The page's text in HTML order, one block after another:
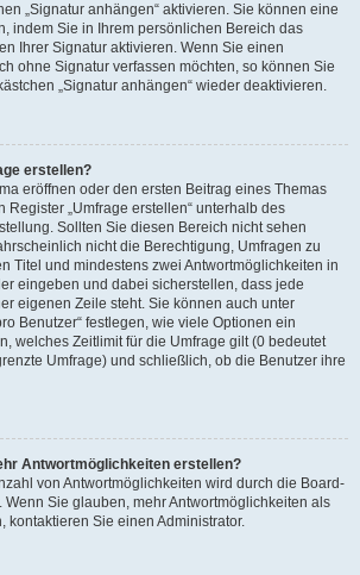
„Signatur anhängen“ aktivieren. Sie können eine
indem Sie in Ihrem persönlichen Bereich das
Ihrer Signatur aktivieren. Wenn Sie einen
ohne Signatur verfassen möchten, so können Sie
„Signatur anhängen“ wieder deaktivieren.
erstellen?
eröffnen oder den ersten Beitrag eines Themas
Register „Umfrage erstellen“ unterhalb des
Sollten Sie diesen Bereich nicht sehen
nicht die Berechtigung, Umfragen zu
Titel und mindestens zwei Antwortmöglichkeiten in
eingeben und dabei sicherstellen, dass jede
eigenen Zeile steht. Sie können auch unter
Benutzer“ festlegen, wie viele Optionen ein
welches Zeitlimit für die Umfrage gilt (0 bedeutet
Umfrage) und schließlich, ob die Benutzer ihre
Antwortmöglichkeiten erstellen?
von Antwortmöglichkeiten wird durch die Board-
Wenn Sie glauben, mehr Antwortmöglichkeiten als
kontaktieren Sie einen Administrator.